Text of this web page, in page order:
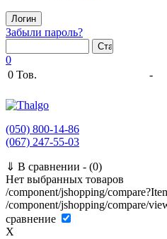
Забыли пароль?
0
0 Тов. -
(050) 800-14-86
(067) 247-55-03
⇓ В сравнении - (0)
Нет выбранных товаров
/component/jshopping/
/component/jshopping/compare/
сравнение
X